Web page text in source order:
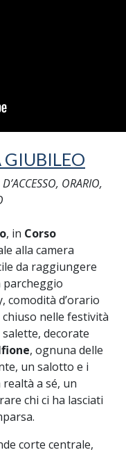
GIUBILEO
ORARIO,
, in Corso
alla camera
da raggiungere
parcheggio
comodità d’orario
chiuso nelle festività
decorate
, ognuna delle
un salotto e i
a sé, un
chi ci ha lasciati
corte centrale,